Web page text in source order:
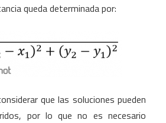
queda determinada por:
que las soluciones pueden
por lo que no es necesario